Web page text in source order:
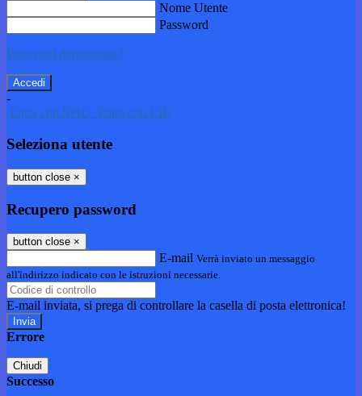
Nome Utente
Password
Password dimenticata?
-
Entra con SPID Entra con CIE
Seleziona utente
button close ×
Recupero password
button close ×
E-mail Verrà inviato un messaggio
all'indirizzo indicato con le istruzioni necessarie.
E-mail inviata, si prega di controllare la casella di posta elettronica!
Errore
Chiudi
Successo